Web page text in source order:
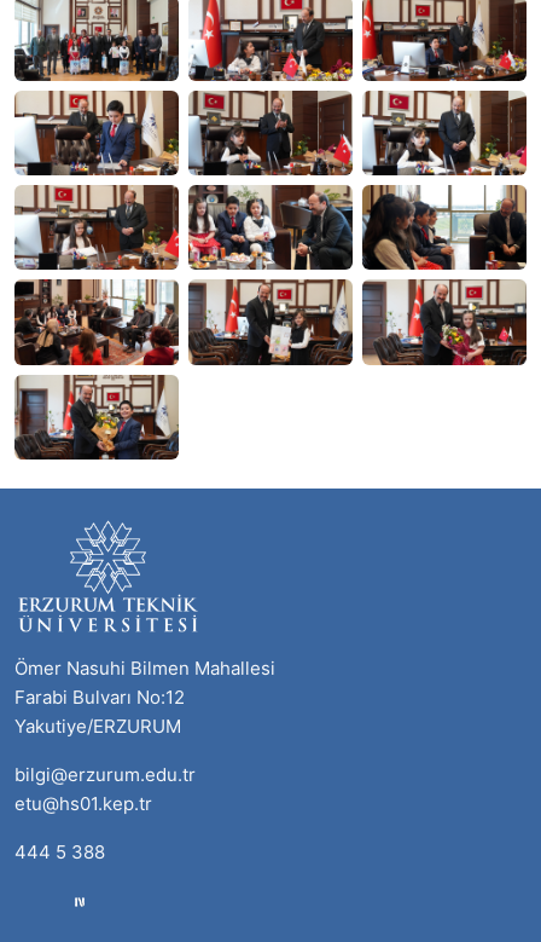
Ömer Nasuhi Bilmen Mahallesi
Farabi Bulvarı No:12
Yakutiye/ERZURUM
bilgi@erzurum.edu.tr
etu@hs01.kep.tr
444 5 388